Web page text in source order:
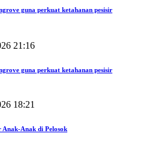
guna perkuat ketahanan pesisir
21:16
guna perkuat ketahanan pesisir
18:21
Anak di Pelosok